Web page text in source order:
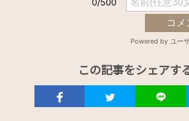
この記事をシェアす